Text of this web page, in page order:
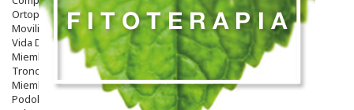
Ortopedia - Accesorios
Movilidad
Vida Diaria
Miembro Superior
Tronco
Miembro Inferior
Podología